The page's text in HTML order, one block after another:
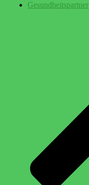
Gesundheitspartner